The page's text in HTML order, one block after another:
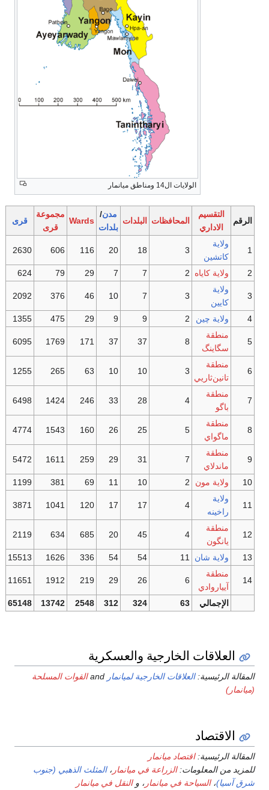
الولايات ال14 ومناطق ميانمار
الرقم
التقسيم
الاداري
المحافظات البلدات
مدن/
بلدات
Wards
مجموعة
قرى
قرى
1
ولاية
كاتشين
3
18
20
116
606
2630
2 ولاية كاياه 2
7
7
29
79
624
3
ولاية
كايين
3
7
10
46
376
2092
4 ولاية چين 2
9
9
29
475
1355
5
منطقة
سگاينگ
8
37
37
171
1769
6095
6
منطقة
تانين‌ثاريي
3
10
10
63
265
1255
7
منطقة
باگو
4
28
33
246
1424
6498
8
منطقة
ماگواي
5
25
26
160
1543
4774
9
منطقة
ماندلاي
7
31
29
259
1611
5472
10 ولاية مون 2
10
11
69
381
1199
11
ولاية
راخينه
4
17
17
120
1041
3871
12
منطقة
يانگون
4
45
20
685
634
2119
13 ولاية شان 11
54
54
336
1626
15513
14
منطقة
آيياروادي
6
26
29
219
1912
11651
الإجمالي 63
324
312
2548
13742
65148
العلاقات الخارجية والعسكرية
المقالة الرئيسية:العلاقات الخارجية لميانمار
القوات المسلحة
(ميانمار)
الاقتصاد
المقالة الرئيسية:اقتصاد ميانمار
للمزيد من المعلومات:الزراعة في ميانمار ،المثلث الذهبي (جنوب
شرق آسيا)،السياحة في ميانمار ، والنقل في ميانمار